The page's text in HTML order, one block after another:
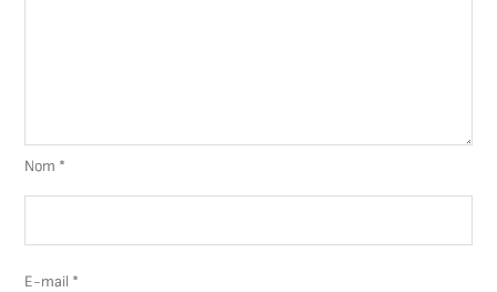
Nom *
E-mail *